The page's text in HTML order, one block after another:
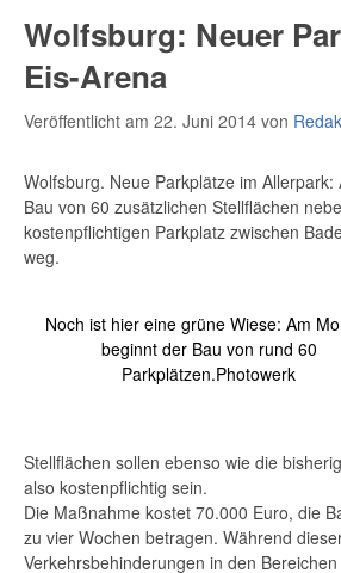
Wolfsburg: Neuer
Eis-Arena
Veröffentlicht am 22. Juni 2014 von
Wolfsburg. Neue Parkplätze im
Bau von 60 zusätzlichen Stellflächen
kostenpflichtigen Parkplatz zwischen
weg.
Noch ist hier eine grüne Wiese: Am
beginnt der Bau von rund 60
Parkplätzen.Photowerk
Stellflächen sollen ebenso wie die
also kostenpflichtig sein.
Die Maßnahme kostet 70.000 Euro, die
zu vier Wochen betragen. Während
Verkehrsbehinderungen in den